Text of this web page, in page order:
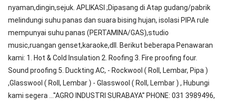
nyaman,dingin,sejuk. APLIKASI ;Dipasang di Atap gudang/pabrik
melindungi suhu panas dan suara bising hujan, isolasi PIPA rule
mempunyai suhu panas (PERTAMINA/GAS),studio
music,ruangan genset,karaoke,dll. Berikut beberapa Penawaran
kami: 1. Hot & Cold Insulation 2. Roofing 3. Fire proofing four.
Sound proofing 5. Duckting AC, - Rockwool ( Roll, Lembar, Pipa )
,Glasswool ( Roll, Lembar ) - Glasswool ( Roll, Lembar ) , Hubungi
kami segera ...''AGRO INDUSTRI SURABAYA'' PHONE: 031 3989496,